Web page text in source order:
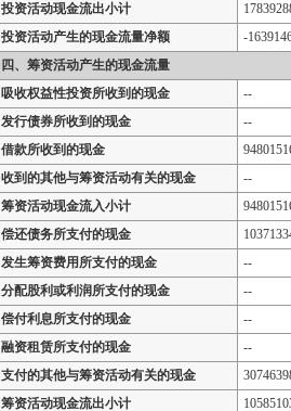
投资活动现金流出小计
投资活动产生的现金流量净额
-
四、筹资活动产生的现金流量
吸收权益性投资所收到的现金
--
发行债券所收到的现金
--
借款所收到的现金
收到的其他与筹资活动有关的现金
--
筹资活动现金流入小计
偿还债务所支付的现金
发生筹资费用所支付的现金
--
分配股利或利润所支付的现金
--
偿付利息所支付的现金
--
融资租赁所支付的现金
--
支付的其他与筹资活动有关的现金
筹资活动现金流出小计